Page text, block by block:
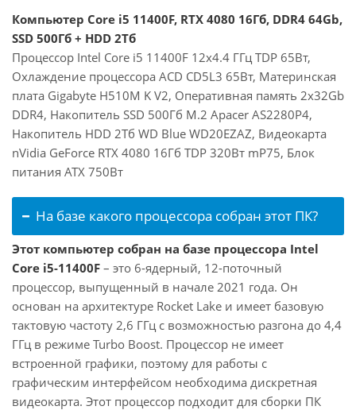
Компьютер Core i5 11400F, RTX 4080 16Гб, DDR4 64Gb,
SSD 500Гб + HDD 2Тб
Процессор Intel Core i5 11400F 12x4.4 ГГц TDP 65Вт,
Охлаждение процессора ACD CD5L3 65Вт, Материнская
плата Gigabyte H510M K V2, Оперативная память 2x32Gb
DDR4, Накопитель SSD 500Гб M.2 Apacer AS2280P4,
Накопитель HDD 2Тб WD Blue WD20EZAZ, Видеокарта
nVidia GeForce RTX 4080 16Гб TDP 320Вт mP75, Блок
питания ATX 750Вт
На базе какого процессора собран этот ПК?
Этот компьютер собран на базе процессора Intel
Core i5-11400F – это 6-ядерный, 12-поточный
процессор, выпущенный в начале 2021 года. Он
основан на архитектуре Rocket Lake и имеет базовую
тактовую частоту 2,6 ГГц с возможностью разгона до 4,4
ГГц в режиме Turbo Boost. Процессор не имеет
встроенной графики, поэтому для работы с
графическим интерфейсом необходима дискретная
видеокарта. Этот процессор подходит для сборки ПК